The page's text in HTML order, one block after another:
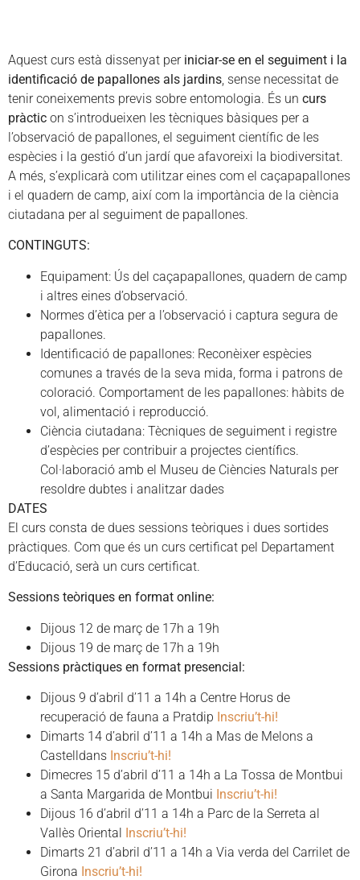
Aquest curs està dissenyat per iniciar-se en el seguiment i la
identificació de papallones als jardins, sense necessitat de
tenir coneixements previs sobre entomologia. És un curs
pràctic on s’introdueixen les tècniques bàsiques per a
l’observació de papallones, el seguiment científic de les
espècies i la gestió d’un jardí que afavoreixi la biodiversitat.
A més, s’explicarà com utilitzar eines com el caçapapallones
i el quadern de camp, així com la importància de la ciència
ciutadana per al seguiment de papallones.
CONTINGUTS:
Equipament: Ús del caçapapallones, quadern de camp
i altres eines d’observació.
Normes d’ètica per a l’observació i captura segura de
papallones.
Identificació de papallones: Reconèixer espècies
comunes a través de la seva mida, forma i patrons de
coloració. Comportament de les papallones: hàbits de
vol, alimentació i reproducció.
Ciència ciutadana: Tècniques de seguiment i registre
d’espècies per contribuir a projectes científics.
Col·laboració amb el Museu de Ciències Naturals per
resoldre dubtes i analitzar dades
DATES
El curs consta de dues sessions teòriques i dues sortides
pràctiques. Com que és un curs certificat pel Departament
d’Educació, serà un curs certificat.
Sessions teòriques en format online:
Dijous 12 de març de 17h a 19h
Dijous 19 de març de 17h a 19h
Sessions pràctiques en format presencial:
Dijous 9 d’abril d’11 a 14h a Centre Horus de
recuperació de fauna a Pratdip Inscriu’t-hi!
Dimarts 14 d’abril d’11 a 14h a Mas de Melons a
Castelldans Inscriu’t-hi!
Dimecres 15 d’abril d’11 a 14h a La Tossa de Montbui
a Santa Margarida de Montbui Inscriu’t-hi!
Dijous 16 d’abril d’11 a 14h a Parc de la Serreta al
Vallès Oriental Inscriu’t-hi!
Dimarts 21 d’abril d’11 a 14h a Via verda del Carrilet de
Girona Inscriu’t-hi!